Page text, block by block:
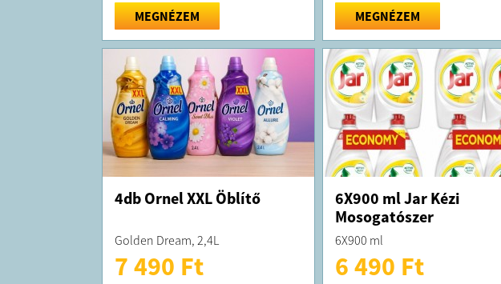
MEGNÉZEM
MEGNÉZEM
4db Ornel XXL Öblítő
Golden Dream, 2,4L
7 490 Ft
6X900 ml Jar Kézi
Mosogatószer
6X900 ml
6 490 Ft